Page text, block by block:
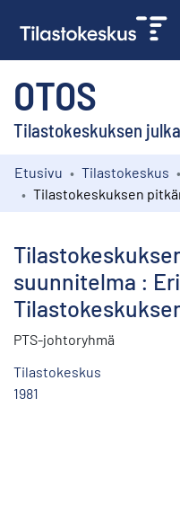
OTOS
Tilastokeskuksen
Kokoelmat
Etusivu Tilastokeskus
suunnitelma :
PTS-johtoryhmä
Tilastokeskus
1981